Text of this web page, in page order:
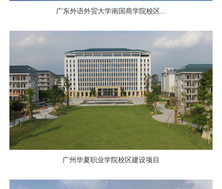
广东外语外贸大学南国商学院校区...
广州华夏职业学院校区建设项目